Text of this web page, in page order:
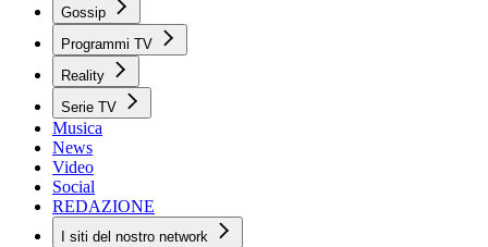
Gossip
Programmi TV
Reality
Serie TV
Musica
News
Video
Social
REDAZIONE
I siti del nostro network